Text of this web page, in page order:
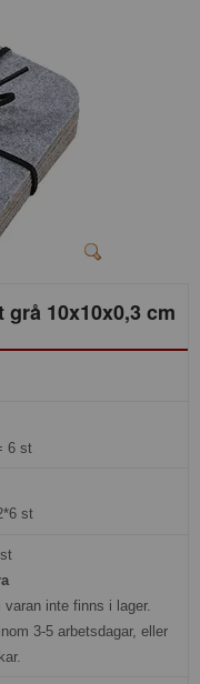
10x10x0,3 cm
6 st
st
inte finns i lager.
3-5 arbetsdagar, eller